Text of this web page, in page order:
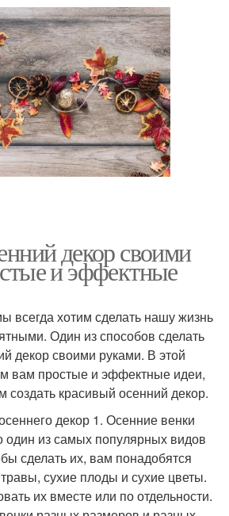
декор своими
и эффектные
всегда хотим сделать нашу жизнь
Один из способов сделать
декор своими руками. В этой
вам простые и эффектные идеи,
создать красивый осенний декор.
декор 1. Осенние венки
один из самых популярных видов
сделать их, вам понадобятся
сухие плоды и сухие цветы.
их вместе или по отдельности.